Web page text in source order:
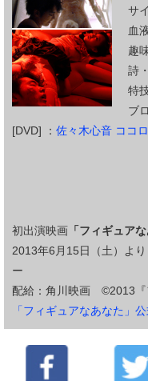
サ
血
趣
詩
特
ブ
[DVD] ： 佐々木心音 ココ
初出演映画 「フィギュアな
2013年6月15日（土）よ
ー
配給：角川映画 ©2013『
「フィギュアなあなた」